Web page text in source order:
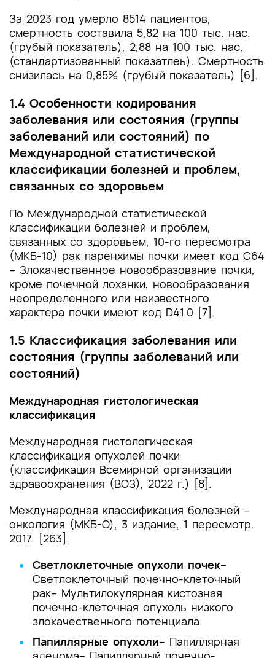
За 2023 год умерло 8514 пациентов,
смертность составила 5,82 на 100 тыс. нас.
(грубый показатель), 2,88 на 100 тыс. нас.
(стандартизованный показатлеь). Смертность
снизилась на 0,85% (грубый показатель) [6].
1.4 Особенности кодирования
заболевания или состояния (группы
заболеваний или состояний) по
Международной статистической
классификации болезней и проблем,
связанных со здоровьем
По Международной статистической
классификации болезней и проблем,
связанных со здоровьем, 10-го пересмотра
(МКБ-10) рак паренхимы почки имеет код С64
– Злокачественное новообразование почки,
кроме почечной лоханки, новообразования
неопределенного или неизвестного
характера почки имеют код D41.0 [7].
1.5 Классификация заболевания или
состояния (группы заболеваний или
состояний)
Международная гистологическая
классификация
Международная гистологическая
классификация опухолей почки
(классификация Всемирной организации
здравоохранения (ВОЗ), 2022 г.) [8].
Международная классификация болезней –
онкология (МКБ-О), 3 издание, 1 пересмотр.
2017. [263].
Светлоклеточные опухоли почек–
Светлоклеточный почечно-клеточный
рак– Мультилокулярная кистозная
почечно-клеточная опухоль низкого
злокачественного потенциала
Папиллярные опухоли– Папиллярная